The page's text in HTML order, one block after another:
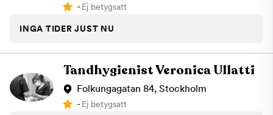
-Ej betygsatt
INGA TIDER JUST NU
Tandhygienist Veronica Ullatti
Folkungagatan 84, Stockholm
-Ej betygsatt